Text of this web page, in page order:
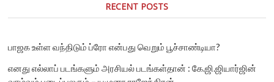
RECENT POSTS
பாஜக உள்ள வந்திடும் ப்ரோ என்பது வெறும் பூச்சாண்டியா?
எனது எல்லாப் படங்களும் அரசியல் படங்கள்தான் : கே.ஜி.ஜியார்ஜின்